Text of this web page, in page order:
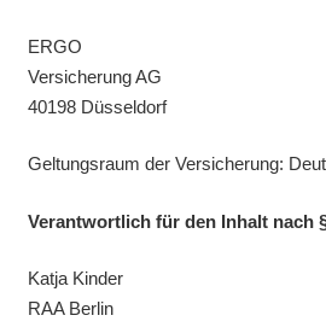
ERGO
Versicherung AG
40198 Düsseldorf
Geltungsraum der Versicherung:
Verantwortlich für den Inhalt nach
Katja Kinder
RAA Berlin